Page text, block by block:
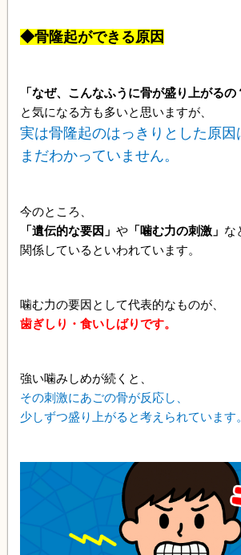
◆骨隆起ができる原因
「なぜ、こんなふうに骨が盛り上がるの
と気になる方も多いと思いますが、
実は骨隆起のはっきりとした原因
まだわかっていません。
今のところ、
「遺伝的な要因」 や 「噛む力の刺激」 な
関係しているといわれています。
噛む力の要因として代表的なものが、
歯ぎしり・食いしばりです。
強い噛みしめが続くと、
その刺激にあごの骨が反応し、
少しずつ盛り上がると考えられています。